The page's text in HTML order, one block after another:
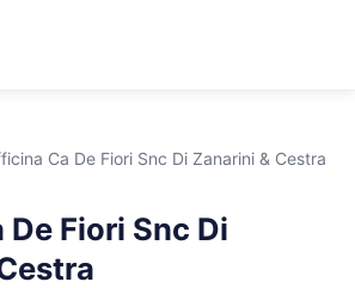
Ca De Fiori Snc Di Zanarini & Cestra
Fiori Snc Di